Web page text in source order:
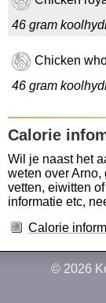
46 gram
Chicken
46 gram
Calorie
Wil je naast het
weten over Arno,
vetten, eiwitten
informatie etc,
Calorie
© 2026